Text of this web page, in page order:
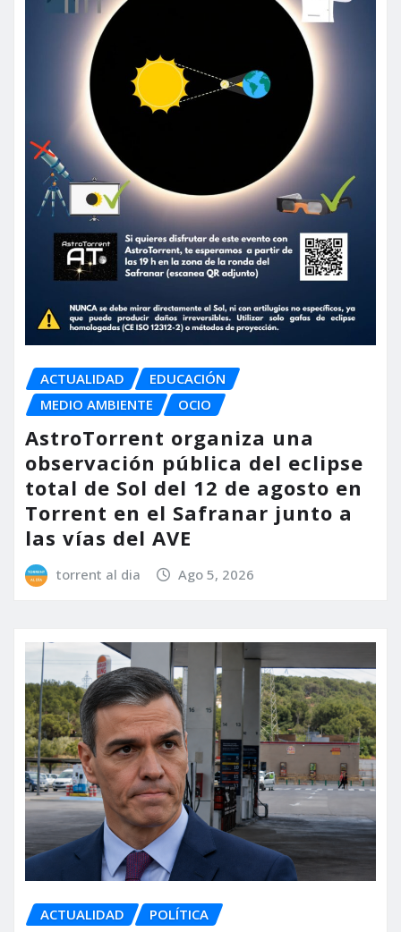
ACTUALIDAD
EDUCACIÓN
MEDIO AMBIENTE
OCIO
AstroTorrent organiza una
observación pública del eclipse
total de Sol del 12 de agosto en
Torrent en el Safranar junto a
las vías del AVE
torrent al dia Ago 5, 2026
ACTUALIDAD POLÍTICA